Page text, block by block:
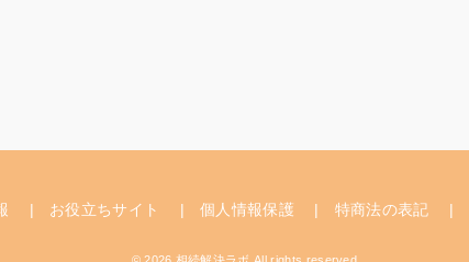
お役立ちサイト 個人情報保護 特商法の表記